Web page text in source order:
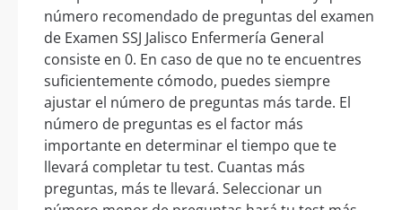
número recomendado de preguntas del examen
de Examen SSJ Jalisco Enfermería General
consiste en 0. En caso de que no te encuentres
suficientemente cómodo, puedes siempre
ajustar el número de preguntas más tarde. El
número de preguntas es el factor más
importante en determinar el tiempo que te
llevará completar tu test. Cuantas más
preguntas, más te llevará. Seleccionar un